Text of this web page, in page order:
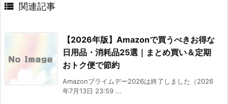
 関連記事
【2026年版】Amazonで買うべきお得な
日用品・消耗品25選｜まとめ買い＆定期
おトク便で節約
Amazonプライムデー2026は終了しました（2026
年7月13日 23:59 ...